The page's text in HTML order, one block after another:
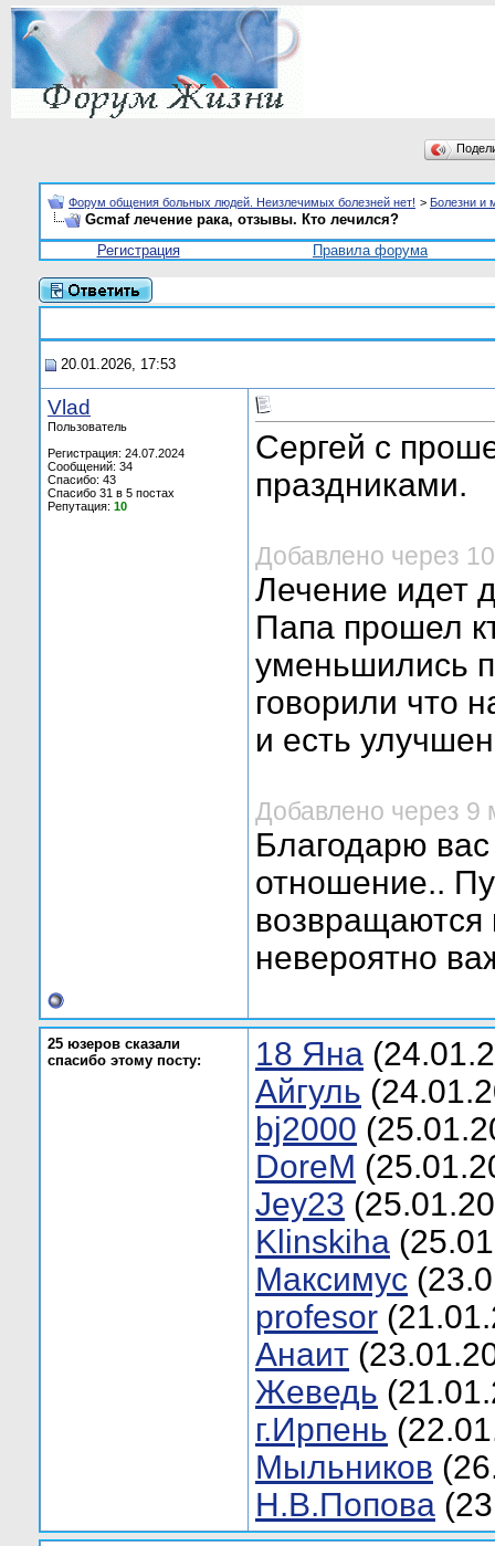
Форум общения больных людей. Неизлечимых болезней нет! > Болезни и
Gcmaf лечение рака, отзывы. Кто лечился?
Регистрация
Правила форума
20.01.2026, 17:53
Vlаd
Пользователь
Регистрация: 24.07.2024
Сообщений: 34
Спасибо: 43
Спасибо 31 в 5 постах
Репутация: 10
Сергей с
праздниками.
Добавлено через
Лечение идет
Папа прошел
уменьшились
говорили что
и есть
Добавлено через 9
Благодарю
отношение..
возвращаются
невероятно
25 юзеров сказали
спасибо этому посту:
18 Яна
Aйгуль
bj2000
DoreM
Jey23
Klinskiha
Mаксимус
profesor
Анаит
Жеведь
г.Ирпень
Мыльников
Н.В.Попова